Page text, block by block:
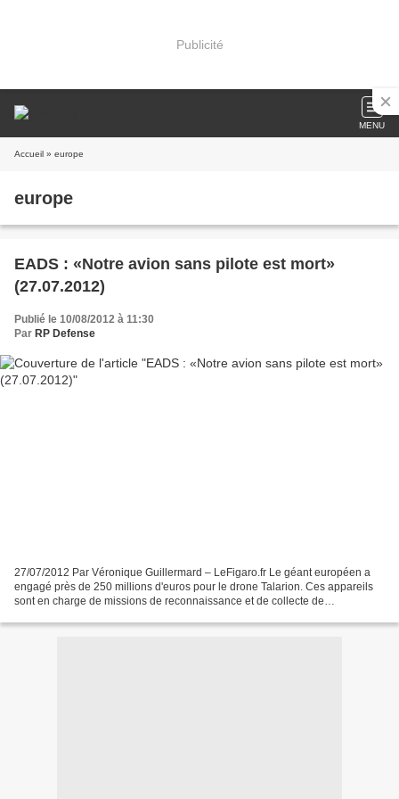
Publicité
MENU
Accueil » europe
europe
EADS : «Notre avion sans pilote est mort»
(27.07.2012)
Publié le 10/08/2012 à 11:30
Par RP Defense
27/07/2012 Par Véronique Guillermard – LeFigaro.fr Le géant européen a
engagé près de 250 millions d'euros pour le drone Talarion. Ces appareils
sont en charge de missions de reconnaissance et de collecte de